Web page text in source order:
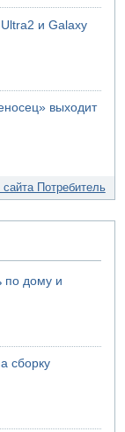
и Galaxy
выходит
сайта Потребитель
по дому и
сборку